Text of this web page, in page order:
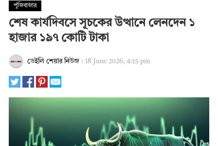
পুঁজিবাজার
শেষ কার্যদিবসে সূচকের উত্থানে লেনদেন ১
হাজার ১৯৭ কোটি টাকা
ডেইলি শেয়ার নিউজ: 18 June 2026, 4:15 pm